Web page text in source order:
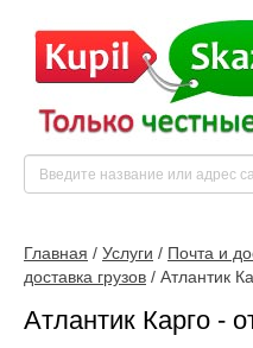
Главная / Услуги / Почта и
доставка грузов / Атлантик
Атлантик Карго -